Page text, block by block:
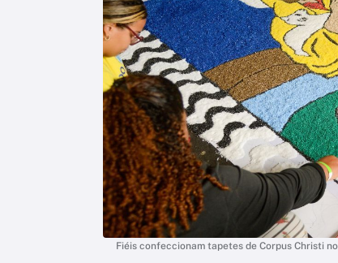
Fiéis confeccionam tapetes de Corpus Christi